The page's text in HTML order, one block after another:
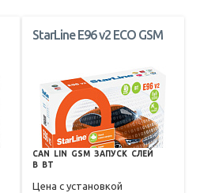
StarLine E96 v2 ECO GSM
CAN LIN GSM ЗАПУСК СЛЕЙ
В
BT
Цена с установкой